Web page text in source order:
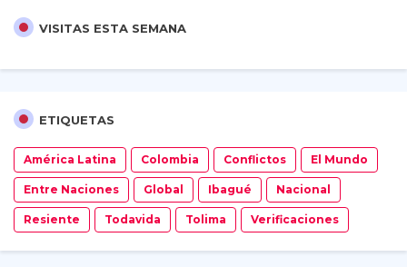
VISITAS ESTA SEMANA
ETIQUETAS
América Latina Colombia Conflictos El Mundo
Entre Naciones Global Ibagué Nacional
Resiente Todavida Tolima Verificaciones